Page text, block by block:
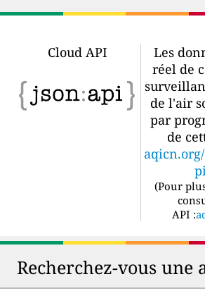
Cloud API
Les
réel de
de l'air
par
de
(Pour
API :
Recherchez-vous une